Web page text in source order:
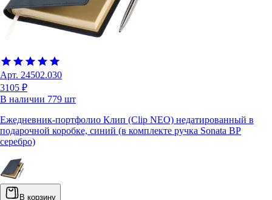
Арт. 24502.030
3105 ₽
В наличии 779 шт
Ежедневник-портфолио Клип (Clip NEO) недатированный в
подарочной коробке, синий (в комплекте ручка Sonata BP
серебро)
В корзину